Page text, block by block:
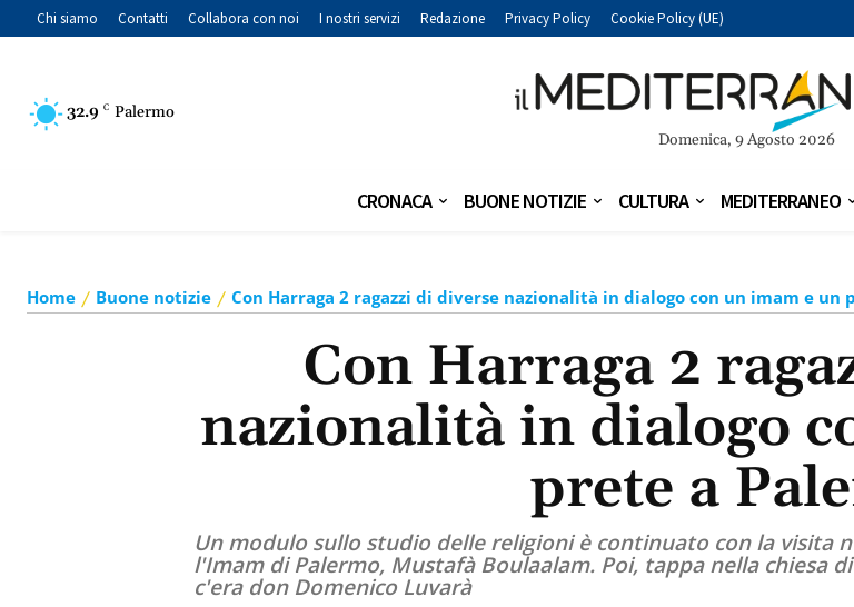
Chi siamo Contatti Collabora con noi I nostri servizi Redazione Privacy Policy Cookie Policy (UE)
32.9 C Palermo
Domenica, 9 Agosto 2026
CRONACA BUONE NOTIZIE CULTURA MEDITERRANEO
Home Buone notizie Con Harraga 2 ragazzi di diverse nazionalità in dialogo con un imam e un
Con Harraga 2
nazionalità in dialogo
prete a
Un modulo sullo studio delle religioni è continuato con la visita
l'Imam di Palermo, Mustafà Boulaalam. Poi, tappa nella chiesa
c'era don Domenico Luvarà